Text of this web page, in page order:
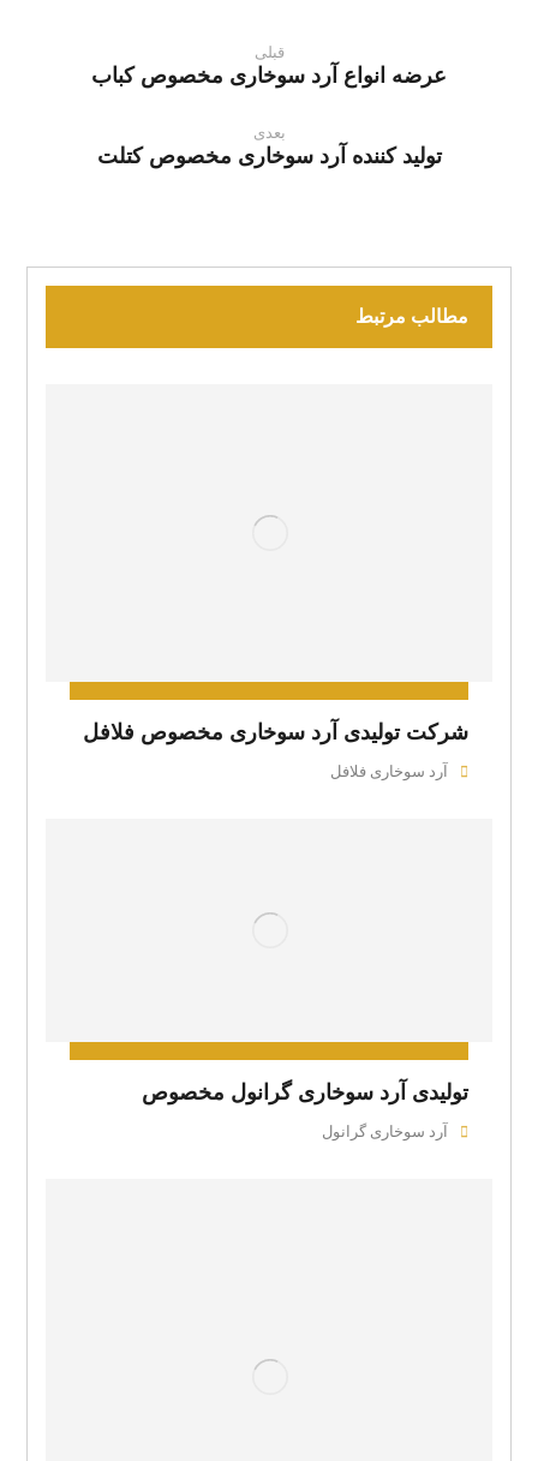
قبلی
عرضه انواع آرد سوخاری مخصوص کباب
بعدی
تولید کننده آرد سوخاری مخصوص کتلت
مطالب مرتبط
شرکت تولیدی آرد سوخاری مخصوص فلافل
آرد سوخاری فلافل
تولیدی آرد سوخاری گرانول مخصوص
آرد سوخاری گرانول